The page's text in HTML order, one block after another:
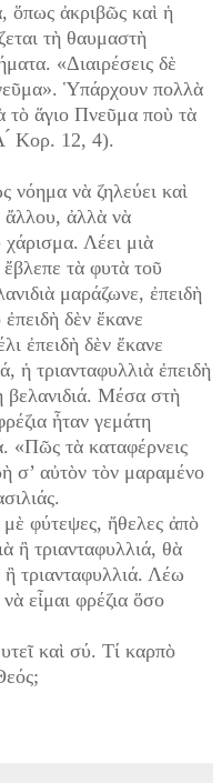
ὅπως ἀκριβῶς καὶ ἡ
τὴ θαυμαστὴ
«Διαιρέσεις δὲ
Ὑπάρχουν πολλὰ
τὸ ἅγιο Πνεῦμα ποὺ τὰ
Κορ. 12, 4).
νόημα νὰ ζηλεύει καὶ
ἄλλου, ἀλλὰ νὰ
χάρισμα. Λέει μιὰ
ἔβλεπε τὰ φυτὰ τοῦ
μαράζωνε, ἐπειδὴ
δὲν ἔκανε
ἐπειδὴ δὲν ἔκανε
ἡ τριανταφυλλιὰ ἐπειδὴ
βελανιδιά. Μέσα στὴ
ἦταν γεμάτη
«Πῶς τὰ καταφέρνεις
σ’ αὐτὸν τὸν μαραμένο
φύτεψες, ἤθελες ἀπὸ
ἢ τριανταφυλλιά, θὰ
τριανταφυλλιά. Λέω
εἶμαι φρέζια ὅσο
καὶ σύ. Τί καρπὸ